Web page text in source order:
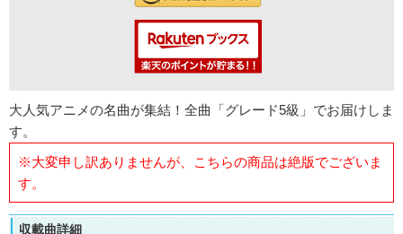
大人気アニメの名曲が集結！全曲「グレード5級」でお届けしま
す。
※大変申し訳ありませんが、こちらの商品は絶版でございま
す。
収載曲詳細